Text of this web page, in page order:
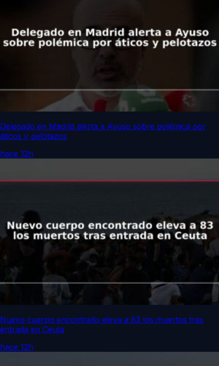
Delegado en Madrid alerta a Ayuso sobre polémica por
áticos y pelotazos
hace 12h
Nuevo cuerpo encontrado eleva a 83 los muertos tras
entrada en Ceuta
hace 12h